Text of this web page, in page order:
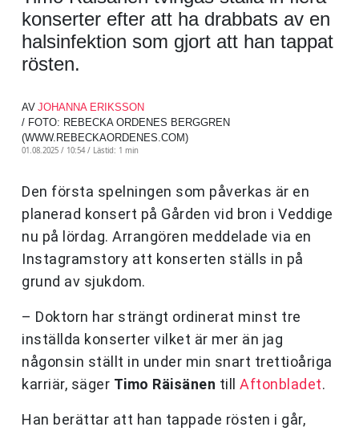
konserter efter att ha drabbats av en
halsinfektion som gjort att han tappat
rösten.
AV JOHANNA ERIKSSON
/ FOTO: REBECKA ORDENES BERGGREN
(WWW.REBECKAORDENES.COM)
01.08.2025 / 10:54 / Lästid: 1 min
Den första spelningen som påverkas är en
planerad konsert på Gården vid bron i Veddige
nu på lördag. Arrangören meddelade via en
Instagramstory att konserten ställs in på
grund av sjukdom.
– Doktorn har strängt ordinerat minst tre
inställda konserter vilket är mer än jag
någonsin ställt in under min snart trettioåriga
karriär, säger Timo Räisänen till Aftonbladet.
Han berättar att han tappade rösten i går,